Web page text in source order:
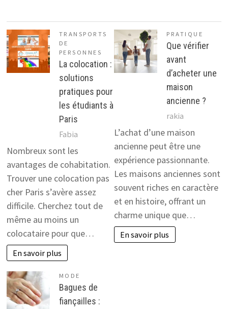
TRANSPORTS
DE
PERSONNES
La colocation :
solutions
pratiques pour
les étudiants à
Paris
Fabia
Nombreux sont les
avantages de cohabitation.
Trouver une colocation pas
cher Paris s’avère assez
difficile. Cherchez tout de
même au moins un
colocataire pour que…
En savoir plus
PRATIQUE
Que vérifier
avant
d’acheter une
maison
ancienne ?
rakia
L’achat d’une maison
ancienne peut être une
expérience passionnante.
Les maisons anciennes sont
souvent riches en caractère
et en histoire, offrant un
charme unique que…
En savoir plus
MODE
Bagues de
fiançailles :